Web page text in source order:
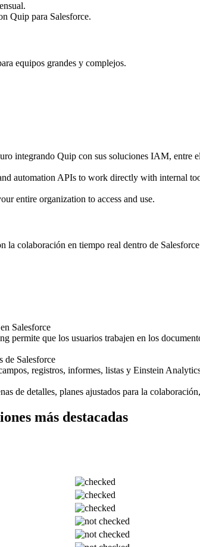
Quip para Salesforce.
equipos grandes y complejos.
integrando Quip con sus soluciones IAM, entre
automation APIs to work directly with internal
entire organization to access and use.
la colaboración en tiempo real dentro de
Salesforce
permite que los usuarios trabajen en los
de Salesforce
registros, informes, listas y Einstein
de detalles, planes ajustados para la
más destacadas